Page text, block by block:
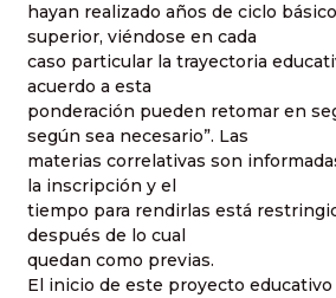
hayan realizado años de ciclo
superior, viéndose en cada
caso particular la trayectoria
acuerdo a esta
ponderación pueden retomar en
según sea necesario”. Las
materias correlativas son
la inscripción y el
tiempo para rendirlas está
después de lo cual
quedan como previas.
El inicio de este proyecto educativo